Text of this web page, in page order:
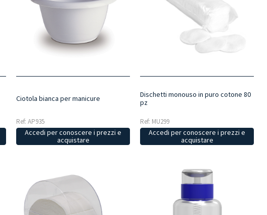
Ciotola bianca per manicure
Ref: AP935
Accedi per conoscere i prezzi e
acquistare
Dischetti monouso in puro cotone 80
pz
Ref: MU299
Accedi per conoscere i prezzi e
acquistare